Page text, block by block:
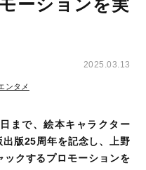
ーションを実
2025.03.13
ンタメ
まで、絵本キャラクター
出版25周年を記念し、上野
クするプロモーションを